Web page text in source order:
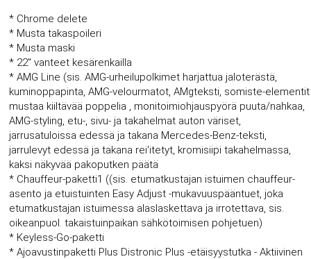
* Chrome delete
* Musta takaspoileri
* Musta maski
* 22'' vanteet kesärenkailla
* AMG Line (sis. AMG-urheilupolkimet harjattua jaloterästä,
kuminoppapinta, AMG-velourmatot, AMgteksti, somiste-elementit
mustaa kiiltävää poppelia , monitoimiohjauspyörä puuta/nahkaa,
AMG-styling, etu-, sivu- ja takahelmat auton väriset,
jarrusatuloissa edessä ja takana Mercedes-Benz-teksti,
jarrulevyt edessä ja takana rei'itetyt, kromisiipi takahelmassa,
kaksi näkyvää pakoputken päätä
* Chauffeur-paketti1 ((sis. etumatkustajan istuimen chauffeur-
asento ja etuistuinten Easy Adjust -mukavuuspääntuet, joka
etumatkustajan istuimessa alaslaskettava ja irrotettava, sis.
oikeanpuol. takaistuinpaikan sähkötoimisen pohjetuen)
* Keyless-Go-paketti
* Ajoavustinpaketti Plus Distronic Plus -etäisyystutka - Aktiivinen